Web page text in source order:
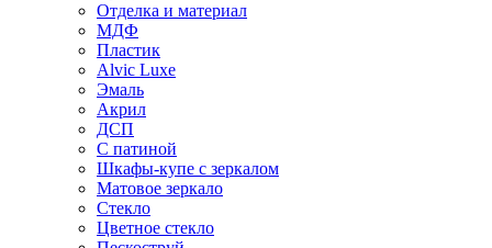
Отделка и материал
МДФ
Пластик
Alvic Luxe
Эмаль
Акрил
ДСП
С патиной
Шкафы-купе с зеркалом
Матовое зеркало
Стекло
Цветное стекло